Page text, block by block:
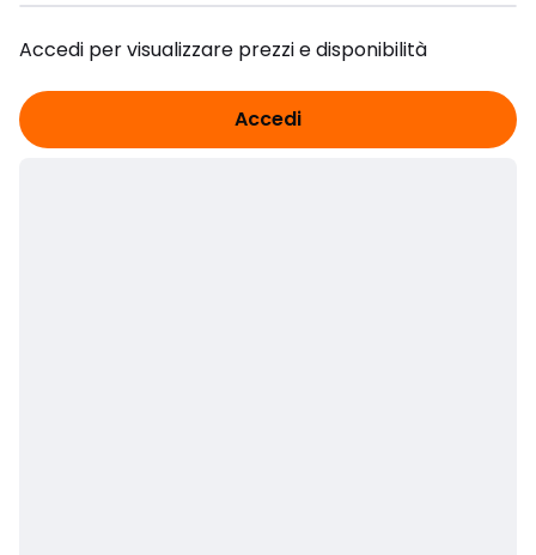
Accedi per visualizzare prezzi e disponibilità
Accedi